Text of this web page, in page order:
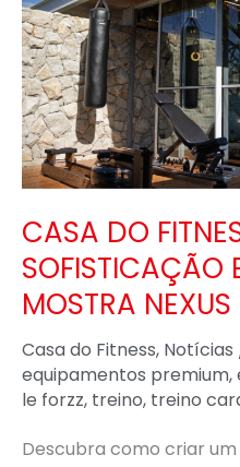
CASA DO
SOFISTICAÇÃO
MOSTRA NEXUS
Casa do Fitness, Notícias
equipamentos premium,
le forzz, treino, treino
Descubra como criar
FITNESS
LEVA
SOFISTICAÇÃO
E
TECNOLOGIA
À
NEXUS